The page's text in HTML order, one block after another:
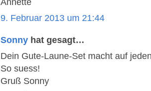
Annette
9. Februar 2013 um 21:44
Sonny hat gesagt…
Dein Gute-Laune-Set macht auf
So suess!
Gruß Sonny